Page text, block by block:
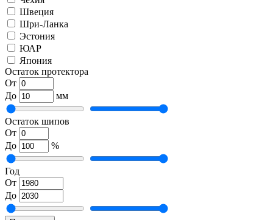
Швеция
Шри-Ланка
Эстония
ЮАР
Япония
Остаток протектора
От
До
мм
Остаток шипов
От
До
%
Год
От
До